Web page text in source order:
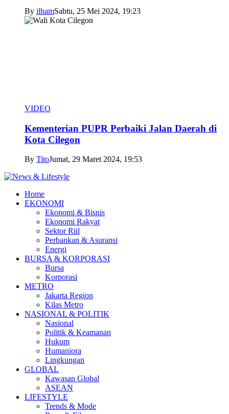
By ilhamSabtu, 25 Mei 2024, 19:23
VIDEO
Kementerian PUPR Perbaiki Jalan Daerah di
Kota Cilegon
By TitoJumat, 29 Maret 2024, 19:53
Home
EKONOMI
Ekonomi & Bisnis
Ekonomi Rakyat
Sektor Riil
Perbankan & Asuransi
Energi
BURSA & KORPORASI
Bursa
Korporasi
METRO
Jakarta Region
Kilas Metro
NASIONAL & POLITIK
Nasional
Politik & Keamanan
Hukum
Humaniora
Lingkungan
GLOBAL
Kawasan Global
ASEAN
LIFESTYLE
Trends & Mode